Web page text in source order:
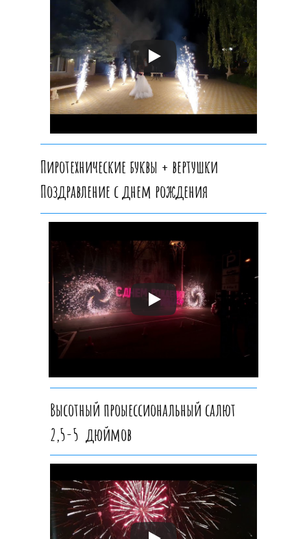
Пиротехнические буквы + вертушки
Поздравление с днем рождения
Высотный проыессиональный салют
2,5-5 дюймов